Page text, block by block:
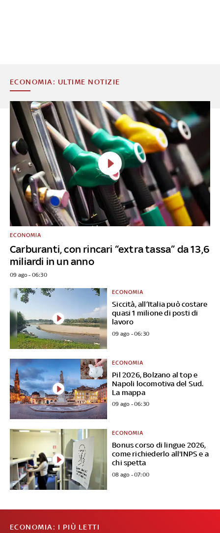
ECONOMIA: ULTIME NOTIZIE
Carburanti, con rincari “extra tassa” da 13,6
miliardi in un anno
ECONOMIA
09 ago - 06:30
Siccità, all’Italia può costare
quasi 1 milione di posti di
lavoro
ECONOMIA
09 ago - 06:30
Pil 2026, Bolzano al top e
Napoli locomotiva del Sud.
La mappa
ECONOMIA
09 ago - 06:30
Bonus corso di lingue 2026,
come richiederlo all'INPS e a
chi spetta
ECONOMIA
08 ago - 07:00
ECONOMIA: I PIÙ LETTI